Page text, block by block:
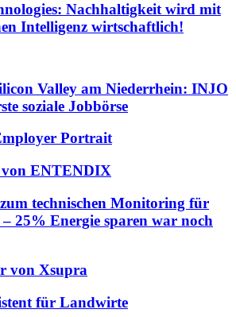
Nachhaltigkeit wird mit
Intelligenz wirtschaftlich!
Valley am Niederrhein: INJO
soziale Jobbörse
Portrait
ENTENDIX
technischen Monitoring für
– 25% Energie sparen war noch
von Xsupra
für Landwirte